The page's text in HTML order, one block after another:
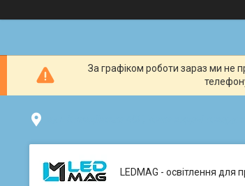
За графіком роботи зараз ми не
LEDMAG - освітлення для